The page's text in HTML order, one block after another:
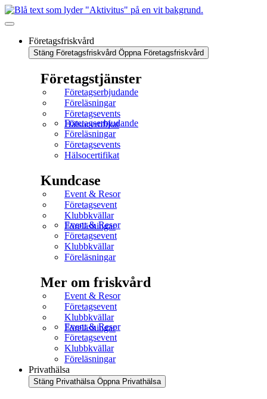
Företagsfriskvård
Stäng Företagsfriskvård Öppna Företagsfriskvård
Företagstjänster
Företagserbjudande
Föreläsningar
Företagsevents
Hälsocertifikat
Företagserbjudande
Föreläsningar
Företagsevents
Hälsocertifikat
Kundcase
Event & Resor
Företagsevent
Klubbkvällar
Föreläsningar
Event & Resor
Företagsevent
Klubbkvällar
Föreläsningar
Mer om friskvård
Event & Resor
Företagsevent
Klubbkvällar
Föreläsningar
Event & Resor
Företagsevent
Klubbkvällar
Föreläsningar
Privathälsa
Stäng Privathälsa Öppna Privathälsa